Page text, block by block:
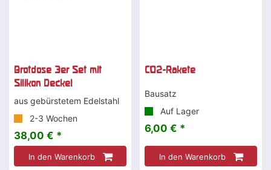
Brotdose 3er Set mit
Silikon Deckel
aus gebürstetem Edelstahl
2-3 Wochen
38,00 € *
In den Warenkorb
CO2-Rakete
Bausatz
Auf Lager
6,00 € *
In den Warenkorb